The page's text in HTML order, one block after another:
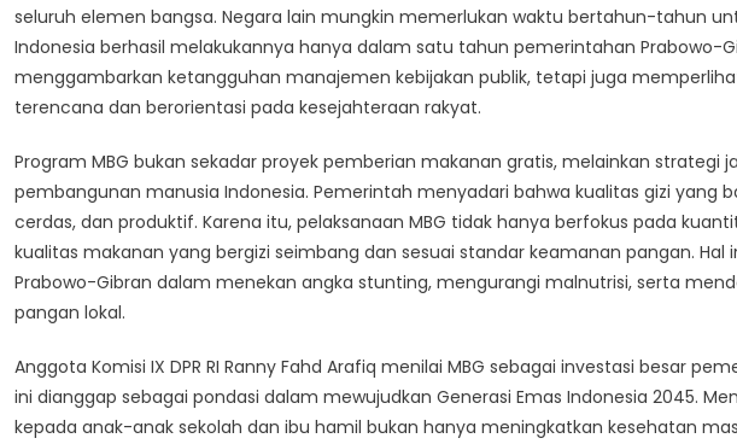
seluruh elemen bangsa. Negara lain mungkin memerlukan waktu bertahun-tahun
Indonesia berhasil melakukannya hanya dalam satu tahun pemerintahan Prabowo-
menggambarkan ketangguhan manajemen kebijakan publik, tetapi juga
terencana dan berorientasi pada kesejahteraan rakyat.
Program MBG bukan sekadar proyek pemberian makanan gratis, melainkan
pembangunan manusia Indonesia. Pemerintah menyadari bahwa kualitas gizi yang
cerdas, dan produktif. Karena itu, pelaksanaan MBG tidak hanya berfokus pada
kualitas makanan yang bergizi seimbang dan sesuai standar keamanan pangan.
Prabowo-Gibran dalam menekan angka stunting, mengurangi malnutrisi, serta
pangan lokal.
Anggota Komisi IX DPR RI Ranny Fahd Arafiq menilai MBG sebagai investasi besar
ini dianggap sebagai pondasi dalam mewujudkan Generasi Emas Indonesia 2045.
kepada anak-anak sekolah dan ibu hamil bukan hanya meningkatkan kesehatan